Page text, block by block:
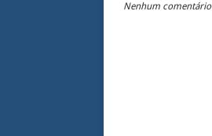
Nenhum comentário